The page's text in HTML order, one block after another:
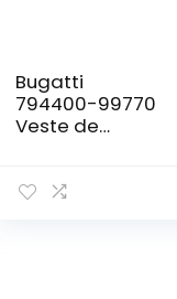
Bugatti
794400-99770
Veste de
Manufacturer